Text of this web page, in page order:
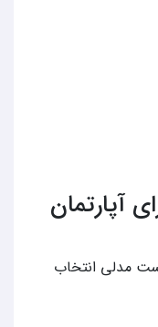
آپارتمان
مدلی انتخاب